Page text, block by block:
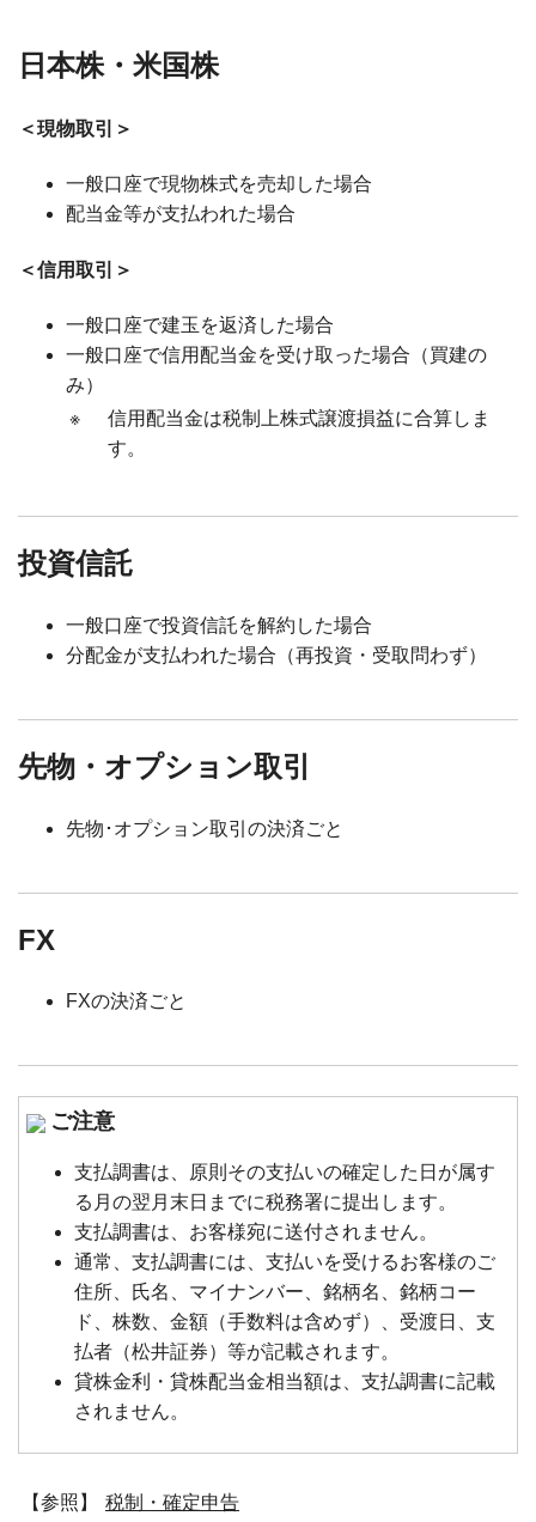
日本株・米国株
＜現物取引＞
一般口座で現物株式を売却した場合
配当金等が支払われた場合
＜信用取引＞
一般口座で建玉を返済した場合
一般口座で信用配当金を受け取った場合（買建の
み）
※
信用配当金は税制上株式譲渡損益に合算しま
す。
投資信託
一般口座で投資信託を解約した場合
分配金が支払われた場合（再投資・受取問わず）
先物・オプション取引
先物･オプション取引の決済ごと
FX
FXの決済ごと
ご注意
支払調書は、原則その支払いの確定した日が属す
る月の翌月末日までに税務署に提出します。
支払調書は、お客様宛に送付されません。
通常、支払調書には、支払いを受けるお客様のご
住所、氏名、マイナンバー、銘柄名、銘柄コー
ド、株数、金額（手数料は含めず）、受渡日、支
払者（松井証券）等が記載されます。
貸株金利・貸株配当金相当額は、支払調書に記載
されません。
【参照】 税制・確定申告